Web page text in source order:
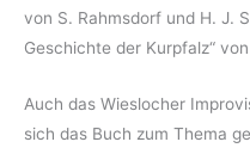
von S. Rahmsdorf und H. J.
Geschichte der Kurpfalz“
Auch das Wieslocher
sich das Buch zum Thema